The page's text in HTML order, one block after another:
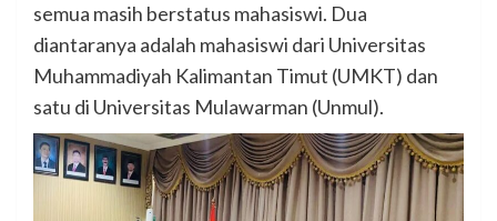
semua masih berstatus mahasiswi. Dua
diantaranya adalah mahasiswi dari Universitas
Muhammadiyah Kalimantan Timut (UMKT) dan
satu di Universitas Mulawarman (Unmul).